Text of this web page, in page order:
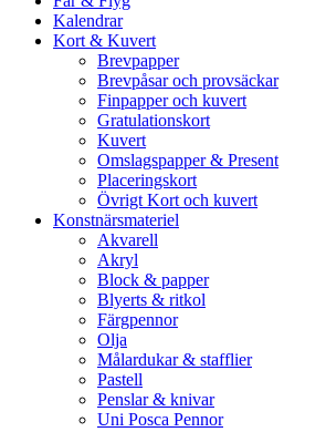
Kalendrar
Kort & Kuvert
Brevpapper
Brevpåsar och provsäckar
Finpapper och kuvert
Gratulationskort
Kuvert
Omslagspapper & Present
Placeringskort
Övrigt Kort och kuvert
Konstnärsmateriel
Akvarell
Akryl
Block & papper
Blyerts & ritkol
Färgpennor
Olja
Målardukar & stafflier
Pastell
Penslar & knivar
Uni Posca Pennor